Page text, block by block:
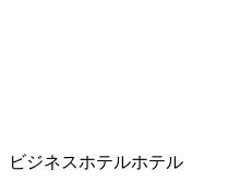
ビジネスホテルホテル